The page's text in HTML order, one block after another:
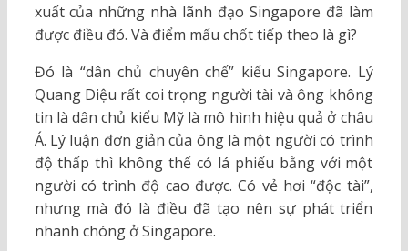
xuất của những nhà lãnh đạo Singapore đã làm
được điều đó. Và điểm mấu chốt tiếp theo là gì?
Đó là “dân chủ chuyên chế” kiểu Singapore. Lý
Quang Diệu rất coi trọng người tài và ông không
tin là dân chủ kiểu Mỹ là mô hình hiệu quả ở châu
Á. Lý luận đơn giản của ông là một người có trình
độ thấp thì không thể có lá phiếu bằng với một
người có trình độ cao được. Có vẻ hơi “độc tài”,
nhưng mà đó là điều đã tạo nên sự phát triển
nhanh chóng ở Singapore.